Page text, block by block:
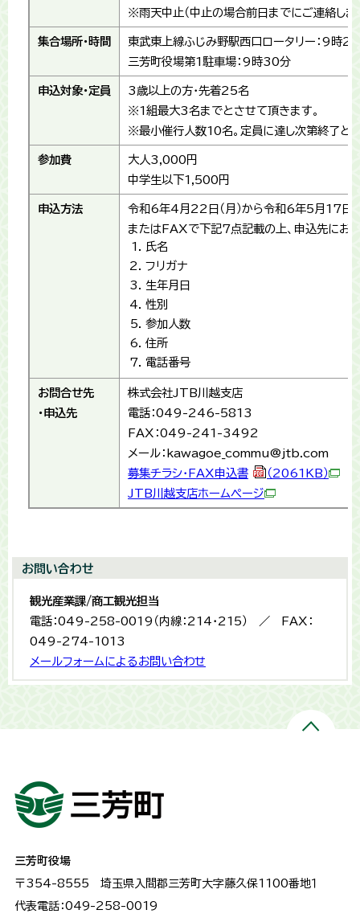
※雨天中止（中止の場合前日までにご連絡しま
集合場所・時間
東武東上線ふじみ野駅西口ロータリー：9時
三芳町役場第1駐車場：9時30分
申込対象・定員
3歳以上の方・先着25名
※1組最大3名までとさせて頂きます。
※最小催行人数10名。定員に達し次第終了と
参加費
大人3,000円
中学生以下1,500円
申込方法
令和6年4月22日（月）から令和6年5月17日（
またはFAXで下記7点記載の上、申込先にお申
氏名
フリガナ
生年月日
性別
参加人数
住所
電話番号
お問合せ先
・申込先
株式会社JTB川越支店
電話：049-246-5813
FAX：049-241-3492
メール：kawagoe_commu@jtb.com
募集チラシ・FAX申込書
（2061KB）
JTB川越支店ホームページ
お問い合わせ
観光産業課/商工観光担当
電話：049-258-0019（内線：214・215） ／ FAX：
049-274-1013
メールフォームによるお問い合わせ
三芳町役場
〒354-8555 埼玉県入間郡三芳町大字藤久保1100番地１
代表電話：049-258-0019